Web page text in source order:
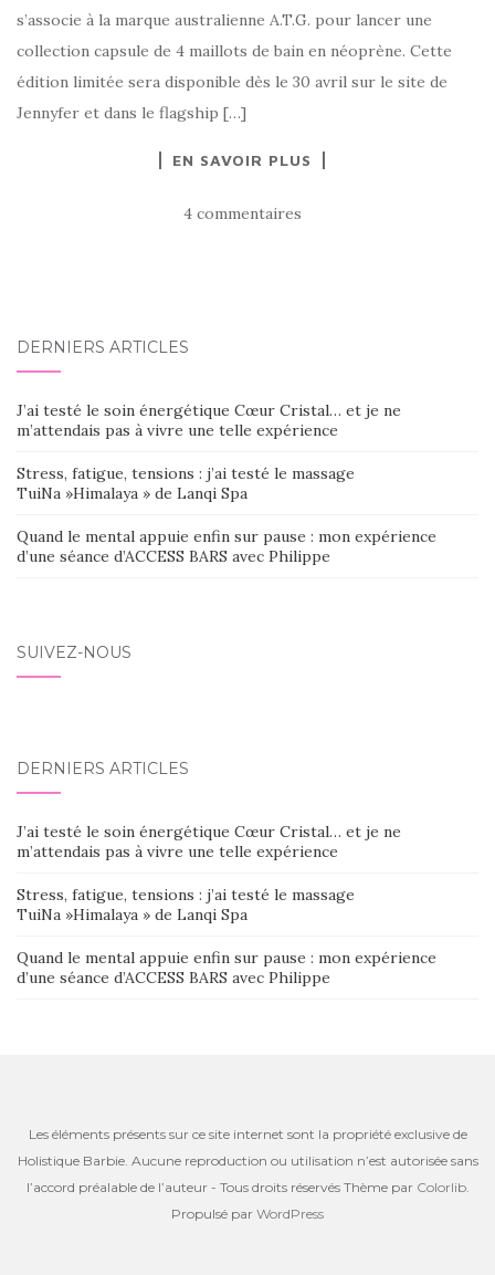
s’associe à la marque australienne A.T.G. pour lancer une
collection capsule de 4 maillots de bain en néoprène. Cette
édition limitée sera disponible dès le 30 avril sur le site de
Jennyfer et dans le flagship […]
EN SAVOIR PLUS
4 commentaires
DERNIERS ARTICLES
J’ai testé le soin énergétique Cœur Cristal… et je ne
m’attendais pas à vivre une telle expérience
Stress, fatigue, tensions : j’ai testé le massage
TuiNa »Himalaya » de Lanqi Spa
Quand le mental appuie enfin sur pause : mon expérience
d’une séance d’ACCESS BARS avec Philippe
SUIVEZ-NOUS
DERNIERS ARTICLES
J’ai testé le soin énergétique Cœur Cristal… et je ne
m’attendais pas à vivre une telle expérience
Stress, fatigue, tensions : j’ai testé le massage
TuiNa »Himalaya » de Lanqi Spa
Quand le mental appuie enfin sur pause : mon expérience
d’une séance d’ACCESS BARS avec Philippe
Les éléments présents sur ce site internet sont la propriété exclusive de
Holistique Barbie. Aucune reproduction ou utilisation n’est autorisée sans
l’accord préalable de l’auteur - Tous droits réservés Thème par Colorlib.
Propulsé par WordPress